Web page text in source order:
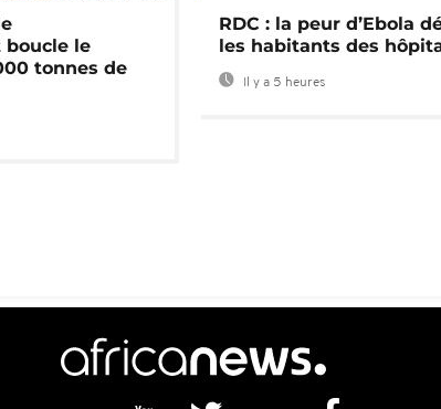
le
tonnes de
RDC : la peur d’Ebola
les habitants des
Il y a 5 heures